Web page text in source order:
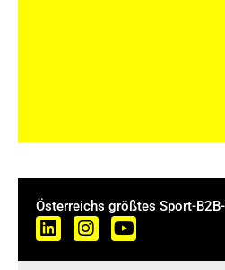
Österreichs größtes Sport-